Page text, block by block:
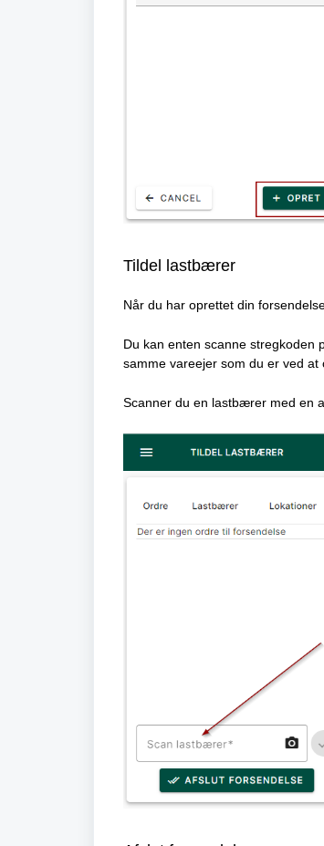
Tildel lastbærer
Når du har oprettet din
Du kan enten scanne
samme vareejer som du er ved at
Scanner du en lastbærer med en